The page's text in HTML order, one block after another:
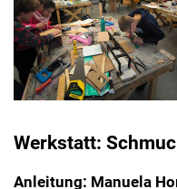
Werkstatt:
Anleitung: Manuela